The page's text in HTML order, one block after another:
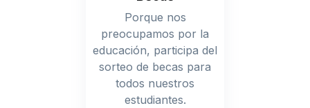
Porque nos
preocupamos por la
educación, participa del
sorteo de becas para
todos nuestros
estudiantes.